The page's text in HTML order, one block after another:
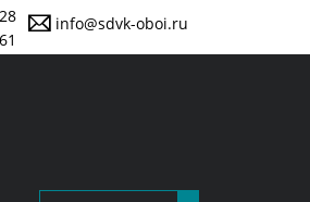
info@sdvk-oboi.ru